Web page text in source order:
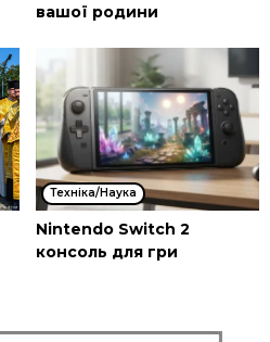
вашої родини
Техніка/Наука
Nintendo Switch 2
консоль для гри